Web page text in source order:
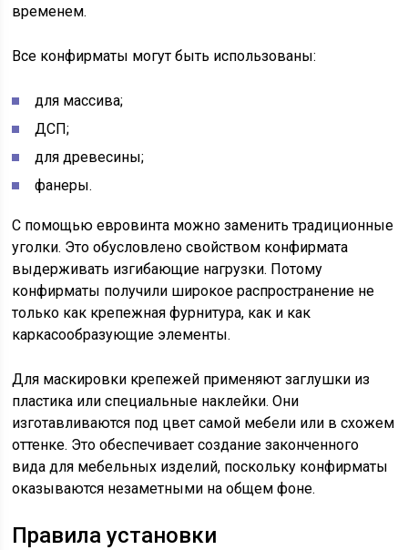
временем.
Все конфирматы могут быть использованы:
для массива;
ДСП;
для древесины;
фанеры.
С помощью евровинта можно заменить традиционные
уголки. Это обусловлено свойством конфирмата
выдерживать изгибающие нагрузки. Потому
конфирматы получили широкое распространение не
только как крепежная фурнитура, как и как
каркасообразующие элементы.
Для маскировки крепежей применяют заглушки из
пластика или специальные наклейки. Они
изготавливаются под цвет самой мебели или в схожем
оттенке. Это обеспечивает создание законченного
вида для мебельных изделий, поскольку конфирматы
оказываются незаметными на общем фоне.
Правила установки